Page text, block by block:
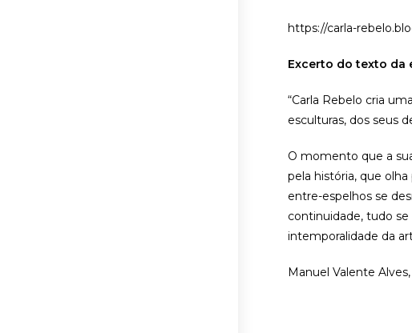
https://carla-
Excerto do texto da
“Carla Rebelo cria
esculturas, dos seus
O momento que a
pela história, que
entre-espelhos se
continuidade, tudo
intemporalidade da
Manuel Valente